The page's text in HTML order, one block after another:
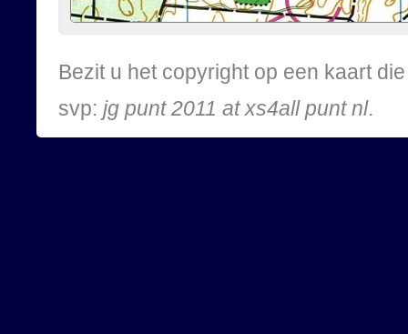
Bezit u het copyright op een kaart
svp: jg punt 2011 at xs4all punt nl.